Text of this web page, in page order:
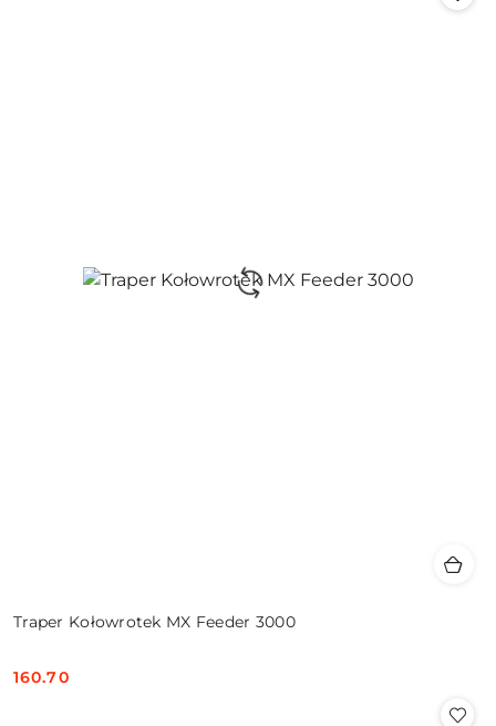
Traper Kołowrotek MX Feeder 3000
Cena:
160.70